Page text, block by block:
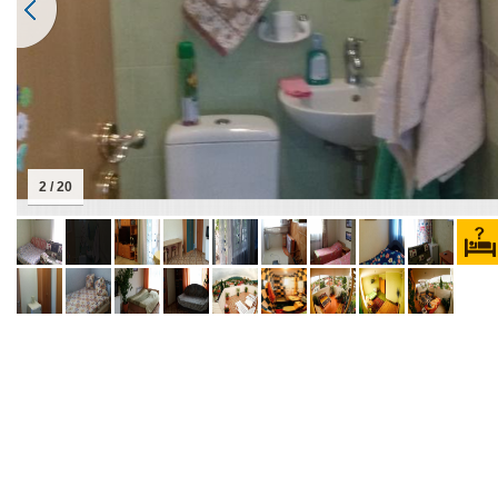
2 / 20